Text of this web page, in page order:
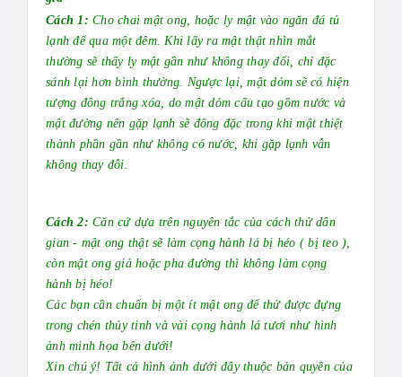
Cách 1: Cho chai mật ong, hoặc ly mật vào ngăn đá tủ
lạnh để qua một đêm. Khi lấy ra mật thật nhìn mắt
thường sẽ thấy ly mật gần như không thay đổi, chỉ đặc
sánh lại hơn bình thường. Ngược lại, mật dỏm sẽ có hiện
tượng đông trắng xóa, do mật dỏm cấu tạo gồm nước và
mật đường nên gặp lạnh sẽ đông đặc trong khi mật thiệt
thành phần gần như không có nước, khi gặp lạnh vẫn
không thay đỗi.
Cách 2: Căn cứ dựa trên nguyên tắc của cách thử dân
gian - mật ong thật sẽ làm cọng hành lá bị héo ( bị teo ),
còn mật ong giả hoặc pha đường thì không làm cọng
hành bị héo!
Các bạn cần chuẩn bị một ít mật ong để thử được đựng
trong chén thủy tinh và vài cọng hành lá tươi như hình
ảnh minh họa bên dưới!
Xin chú ý! Tất cả hình ảnh dưới đây thuộc bản quyền của